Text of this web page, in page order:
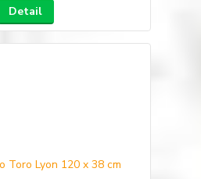
Detail